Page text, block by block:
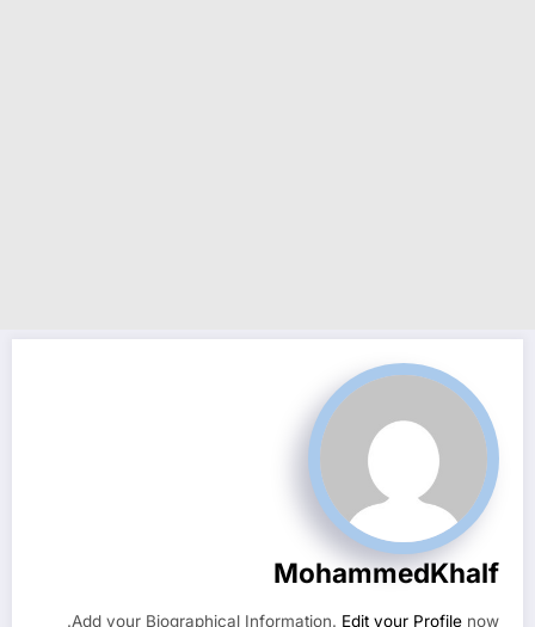
MohammedKhalf
Add your Biographical Information. Edit your Profile now.